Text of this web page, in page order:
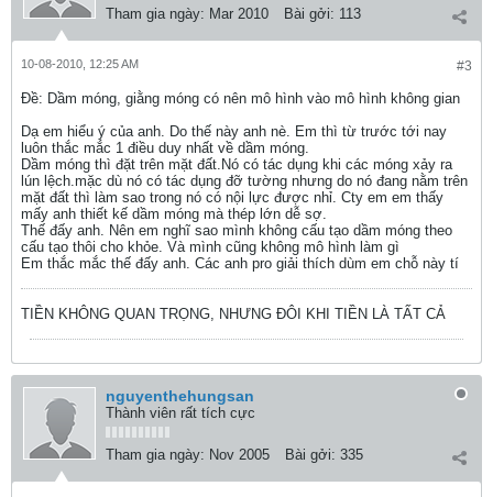
Tham gia ngày: Mar 2010 Bài gởi: 113
#3
10-08-2010, 12:25 AM
Ðề: Dầm móng, giằng móng có nên mô hình vào mô hình không gian
Dạ em hiểu ý của anh. Do thế này anh nè. Em thì từ trước tới nay
luôn thắc mắc 1 điều duy nhất về dầm móng.
Dầm móng thì đặt trên mặt đất.Nó có tác dụng khi các móng xảy ra
lún lệch.mặc dù nó có tác dụng đỡ tường nhưng do nó đang nằm trên
mặt đất thì làm sao trong nó có nội lực được nhỉ. Cty em em thấy
mấy anh thiết kế dầm móng mà thép lớn dễ sợ.
Thế đấy anh. Nên em nghĩ sao mình không cấu tạo dầm móng theo
cấu tạo thôi cho khỏe. Và mình cũng không mô hình làm gì
Em thắc mắc thế đấy anh. Các anh pro giải thích dùm em chỗ này tí
TIỀN KHÔNG QUAN TRỌNG, NHƯNG ĐÔI KHI TIỀN LÀ TẤT CẢ
nguyenthehungsan
Thành viên rất tích cực
Tham gia ngày: Nov 2005 Bài gởi: 335